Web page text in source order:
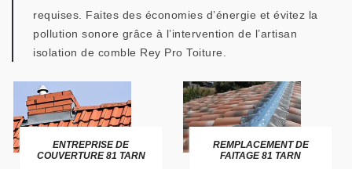
requises. Faites des économies d’énergie et évitez la
pollution sonore grâce à l’intervention de l’artisan
isolation de comble Rey Pro Toiture.
ENTREPRISE DE
COUVERTURE 81 TARN
REMPLACEMENT DE
FAITAGE 81 TARN